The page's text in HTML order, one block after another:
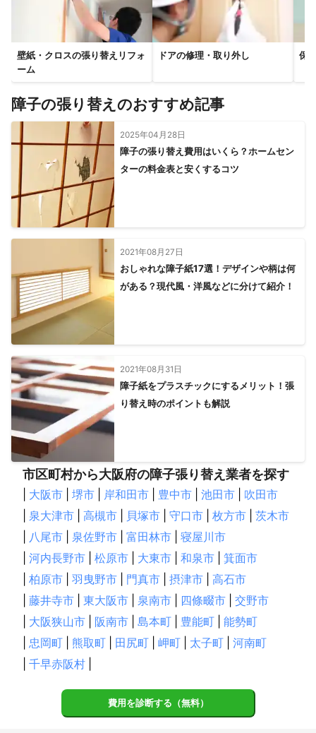
壁紙・クロスの張り替えリフォ
ーム
ドアの修理・取り外し 保
障子の張り替えのおすすめ記事
2025年04月28日
障子の張り替え費用はいくら？ホームセン
ターの料金表と安くするコツ
2021年08月27日
おしゃれな障子紙17選！デザインや柄は何
がある？現代風・洋風などに分けて紹介！
2021年08月31日
障子紙をプラスチックにするメリット！張
り替え時のポイントも解説
市区町村から大阪府の障子張り替え業者を探す
大阪市 堺市 岸和田市 豊中市 池田市
吹田市
泉大津市 高槻市 貝塚市 守口市 枚方市
茨木市
八尾市 泉佐野市 富田林市
寝屋川市
河内長野市 松原市 大東市 和泉市
箕面市
柏原市 羽曳野市 門真市 摂津市
高石市
藤井寺市 東大阪市 泉南市 四條畷市
交野市
大阪狭山市 阪南市 島本町 豊能町
能勢町
忠岡町 熊取町 田尻町 岬町 太子町
河南町
千早赤阪村
費用を診断する（無料）